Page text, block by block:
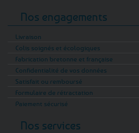
Nos engagements
Livraison
Colis soignés et écologiques
Fabrication bretonne et française
Confidentialité de vos données
Satisfait ou remboursé
Formulaire de rétractation
Paiement sécurisé
Nos services